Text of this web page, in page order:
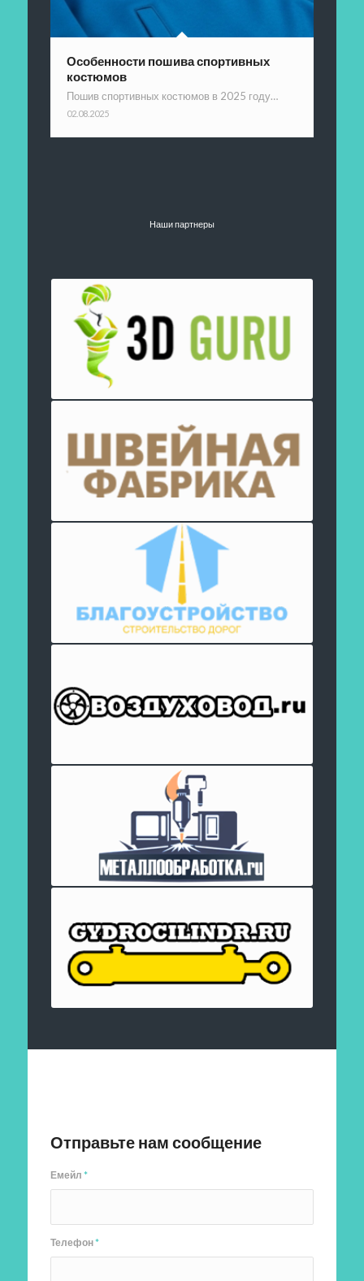
Особенности пошива спортивных
костюмов
Пошив спортивных костюмов в 2025 году…
02.08.2025
Наши партнеры
Отправьте нам сообщение
Емейл*
Телефон*